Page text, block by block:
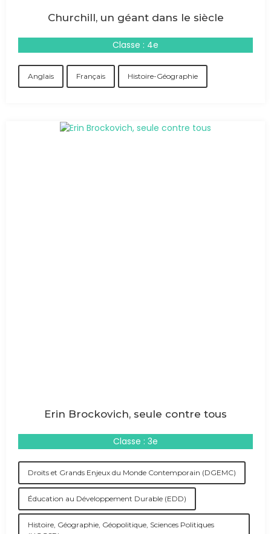
Churchill, un géant dans le siècle
Classe : 4e
Anglais Français Histoire-Géographie
Erin Brockovich, seule contre tous
Classe : 3e
Droits et Grands Enjeux du Monde Contemporain (DGEMC)
Éducation au Développement Durable (EDD)
Histoire, Géographie, Géopolitique, Sciences Politiques